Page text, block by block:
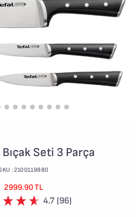
Seti 3 Parça
:2100119880
2999.90 TL
4.7 (96)